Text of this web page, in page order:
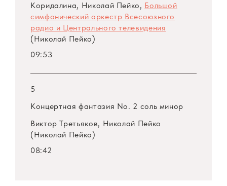
Коридалина, Николай Пейко, Большой
симфонический оркестр Всесоюзного
радио и Центрального телевидения
(Николай Пейко)
09:53
5
Концертная фантазия No. 2 соль минор
Виктор Третьяков, Николай Пейко
(Николай Пейко)
08:42